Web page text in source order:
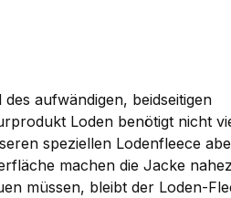
aufwändigen, beidseitigen
Loden benötigt nicht
speziellen Lodenfleece
machen die Jacke
müssen, bleibt der Loden-